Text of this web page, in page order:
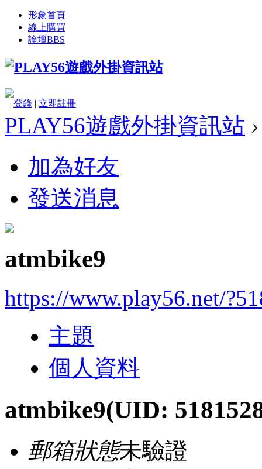
形象首頁
線上購買
論壇BBS
登錄 | 立即註冊
PLAY56遊戲外掛資訊站 ›
加為好友
發送消息
atmbike9
https://www.play56.net/
主題
個人資料
atmbike9(UID:
郵箱狀態未驗證